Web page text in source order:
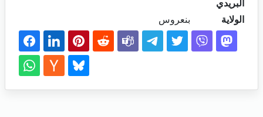
البريدي
الولاية
بنعروس